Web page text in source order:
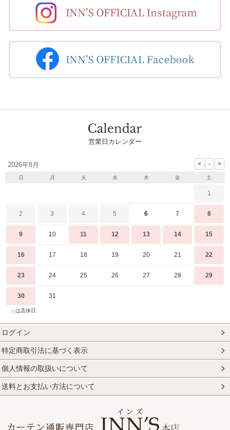
営業日カレンダー
2026年8月
日 月 火 水 木 金 土
1
2 3 4 5 6 7 8
9 10 11 12 13 14 15
16 17 18 19 20 21 22
23 24 25 26 27 28 29
30 31
■は店休日
ログイン
特定商取引法に基づく表示
個人情報の取扱いについて
送料とお支払い方法について